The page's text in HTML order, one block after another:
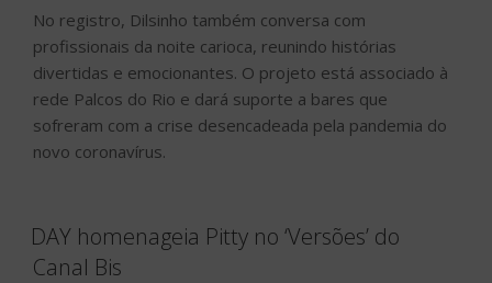
No registro, Dilsinho também conversa com
profissionais da noite carioca, reunindo histórias
divertidas e emocionantes. O projeto está associado à
rede Palcos do Rio e dará suporte a bares que
sofreram com a crise desencadeada pela pandemia do
novo coronavírus.
DAY homenageia Pitty no ‘Versões’ do
Canal Bis